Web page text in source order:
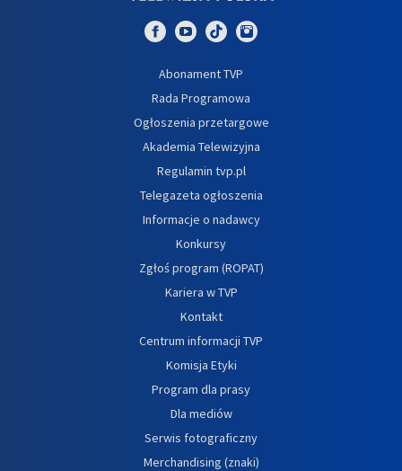
Abonament TVP
Rada Programowa
Ogłoszenia przetargowe
Akademia Telewizyjna
Regulamin tvp.pl
Telegazeta ogłoszenia
Informacje o nadawcy
Konkursy
Zgłoś program (ROPAT)
Kariera w TVP
Kontakt
Centrum informacji TVP
Komisja Etyki
Program dla prasy
Dla mediów
Serwis fotograficzny
Merchandising (znaki)